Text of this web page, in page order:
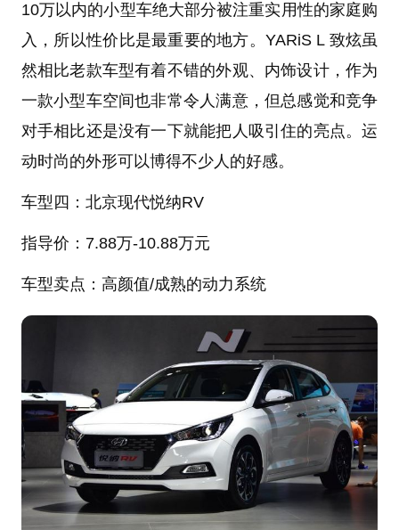
10万以内的小型车绝大部分被注重实用性的家庭购
入，所以性价比是最重要的地方。YARiS L 致炫虽
然相比老款车型有着不错的外观、内饰设计，作为
一款小型车空间也非常令人满意，但总感觉和竞争
对手相比还是没有一下就能把人吸引住的亮点。运
动时尚的外形可以博得不少人的好感。
车型四：北京现代悦纳RV
指导价： 7.88万-10.88万元
车型卖点：高颜值/成熟的动力系统